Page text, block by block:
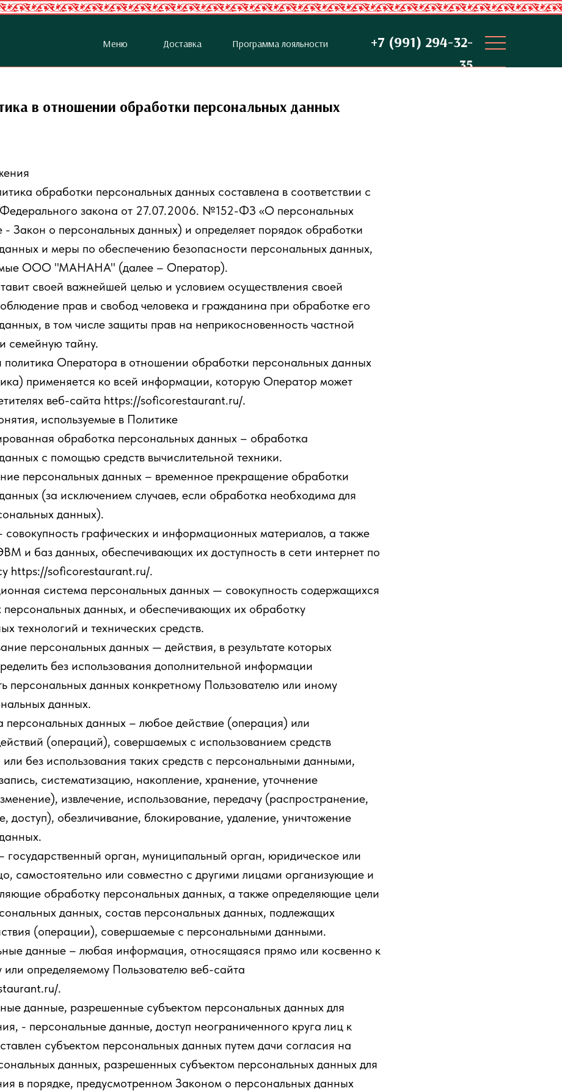
+7 (991) 294-32-
35
Меню Доставка Программа лояльности
в отношении обработки персональных данных
обработки персональных данных составлена в соответствии с
закона от 27.07.2006. №152-ФЗ «О персональных
- Закон о персональных данных) и определяет порядок обработки
и меры по обеспечению безопасности персональных данных,
ООО "МАНАНА" (далее – Оператор).
своей важнейшей целью и условием осуществления своей
прав и свобод человека и гражданина при обработке его
в том числе защиты прав на неприкосновенность частной
семейную тайну.
Оператора в отношении обработки персональных данных
применяется ко всей информации, которую Оператор может
веб-сайта https://soficorestaurant.ru/.
используемые в Политике
обработка персональных данных – обработка
с помощью средств вычислительной техники.
персональных данных – временное прекращение обработки
(за исключением случаев, если обработка необходима для
данных).
графических и информационных материалов, а также
и баз данных, обеспечивающих их доступность в сети интернет по
https://soficorestaurant.ru/.
система персональных данных — совокупность содержащихся
персональных данных, и обеспечивающих их обработку
технологий и технических средств.
персональных данных — действия, в результате которых
без использования дополнительной информации
персональных данных конкретному Пользователю или иному
данных.
данных – любое действие (операция) или
(операций), совершаемых с использованием средств
без использования таких средств с персональными данными,
систематизацию, накопление, хранение, уточнение
извлечение, использование, передачу (распространение,
доступ), обезличивание, блокирование, удаление, уничтожение
государственный орган, муниципальный орган, юридическое или
самостоятельно или совместно с другими лицами организующие и
обработку персональных данных, а также определяющие цели
данных, состав персональных данных, подлежащих
(операции), совершаемые с персональными данными.
данные – любая информация, относящаяся прямо или косвенно к
или определяемому Пользователю веб-сайта
.
данные, разрешенные субъектом персональных данных для
- персональные данные, доступ неограниченного круга лиц к
субъектом персональных данных путем дачи согласия на
данных, разрешенных субъектом персональных данных для
в порядке, предусмотренном Законом о персональных данных